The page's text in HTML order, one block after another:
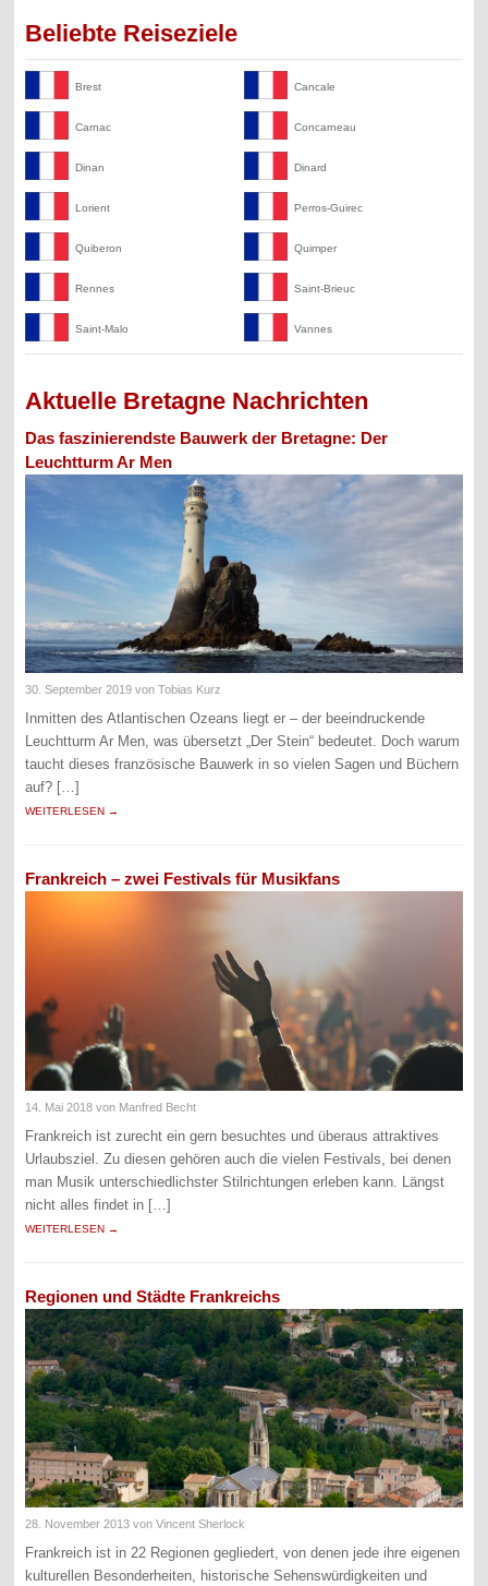
Beliebte Reiseziele
Brest Cancale
Carnac Concarneau
Dinan Dinard
Lorient Perros-Guirec
Quiberon Quimper
Rennes Saint-Brieuc
Saint-Malo Vannes
Aktuelle Bretagne Nachrichten
Das faszinierendste Bauwerk der Bretagne: Der
Leuchtturm Ar Men
30. September 2019 von Tobias Kurz
Inmitten des Atlantischen Ozeans liegt er – der beeindruckende
Leuchtturm Ar Men, was übersetzt „Der Stein“ bedeutet. Doch warum
taucht dieses französische Bauwerk in so vielen Sagen und Büchern
auf? […]
WEITERLESEN →
Frankreich – zwei Festivals für Musikfans
14. Mai 2018 von Manfred Becht
Frankreich ist zurecht ein gern besuchtes und überaus attraktives
Urlaubsziel. Zu diesen gehören auch die vielen Festivals, bei denen
man Musik unterschiedlichster Stilrichtungen erleben kann. Längst
nicht alles findet in […]
WEITERLESEN →
Regionen und Städte Frankreichs
28. November 2013 von Vincent Sherlock
Frankreich ist in 22 Regionen gegliedert, von denen jede ihre eigenen
kulturellen Besonderheiten, historische Sehenswürdigkeiten und